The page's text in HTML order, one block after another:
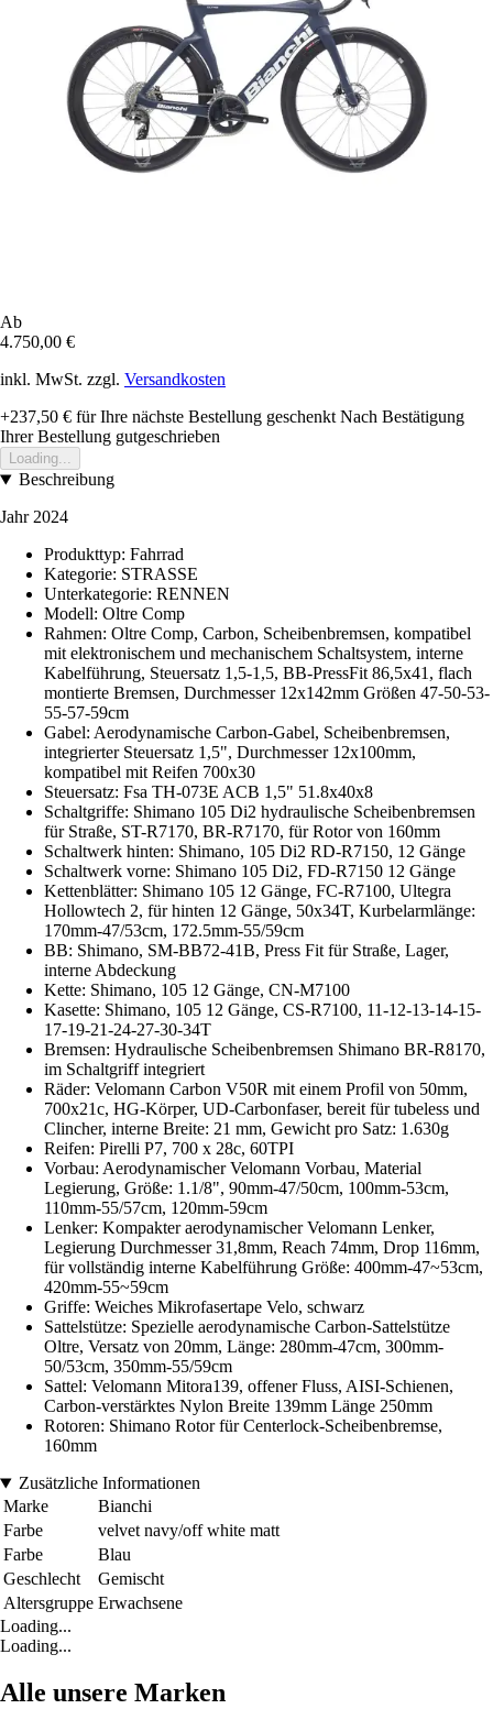
Ab
4.750,00 €
inkl. MwSt. zzgl. Versandkosten
+237,50 € für Ihre nächste Bestellung geschenkt Nach Bestätigung
Ihrer Bestellung gutgeschrieben
Loading...
Beschreibung
Jahr 2024
Produkttyp: Fahrrad
Kategorie: STRASSE
Unterkategorie: RENNEN
Modell: Oltre Comp
Rahmen: Oltre Comp, Carbon, Scheibenbremsen, kompatibel
mit elektronischem und mechanischem Schaltsystem, interne
Kabelführung, Steuersatz 1,5-1,5, BB-PressFit 86,5x41, flach
montierte Bremsen, Durchmesser 12x142mm Größen 47-50-53-
55-57-59cm
Gabel: Aerodynamische Carbon-Gabel, Scheibenbremsen,
integrierter Steuersatz 1,5", Durchmesser 12x100mm,
kompatibel mit Reifen 700x30
Steuersatz: Fsa TH-073E ACB 1,5" 51.8x40x8
Schaltgriffe: Shimano 105 Di2 hydraulische Scheibenbremsen
für Straße, ST-R7170, BR-R7170, für Rotor von 160mm
Schaltwerk hinten: Shimano, 105 Di2 RD-R7150, 12 Gänge
Schaltwerk vorne: Shimano 105 Di2, FD-R7150 12 Gänge
Kettenblätter: Shimano 105 12 Gänge, FC-R7100, Ultegra
Hollowtech 2, für hinten 12 Gänge, 50x34T, Kurbelarmlänge:
170mm-47/53cm, 172.5mm-55/59cm
BB: Shimano, SM-BB72-41B, Press Fit für Straße, Lager,
interne Abdeckung
Kette: Shimano, 105 12 Gänge, CN-M7100
Kasette: Shimano, 105 12 Gänge, CS-R7100, 11-12-13-14-15-
17-19-21-24-27-30-34T
Bremsen: Hydraulische Scheibenbremsen Shimano BR-R8170,
im Schaltgriff integriert
Räder: Velomann Carbon V50R mit einem Profil von 50mm,
700x21c, HG-Körper, UD-Carbonfaser, bereit für tubeless und
Clincher, interne Breite: 21 mm, Gewicht pro Satz: 1.630g
Reifen: Pirelli P7, 700 x 28c, 60TPI
Vorbau: Aerodynamischer Velomann Vorbau, Material
Legierung, Größe: 1.1/8", 90mm-47/50cm, 100mm-53cm,
110mm-55/57cm, 120mm-59cm
Lenker: Kompakter aerodynamischer Velomann Lenker,
Legierung Durchmesser 31,8mm, Reach 74mm, Drop 116mm,
für vollständig interne Kabelführung Größe: 400mm-47~53cm,
420mm-55~59cm
Griffe: Weiches Mikrofasertape Velo, schwarz
Sattelstütze: Spezielle aerodynamische Carbon-Sattelstütze
Oltre, Versatz von 20mm, Länge: 280mm-47cm, 300mm-
50/53cm, 350mm-55/59cm
Sattel: Velomann Mitora139, offener Fluss, AISI-Schienen,
Carbon-verstärktes Nylon Breite 139mm Länge 250mm
Rotoren: Shimano Rotor für Centerlock-Scheibenbremse,
160mm
Zusätzliche Informationen
Marke
Bianchi
Farbe
velvet navy/off white matt
Farbe
Blau
Geschlecht
Gemischt
Altersgruppe Erwachsene
Loading...
Loading...
Alle unsere Marken